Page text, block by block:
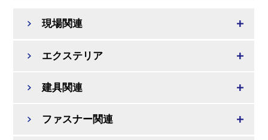
現場関連
エクステリア
建具関連
ファスナー関連